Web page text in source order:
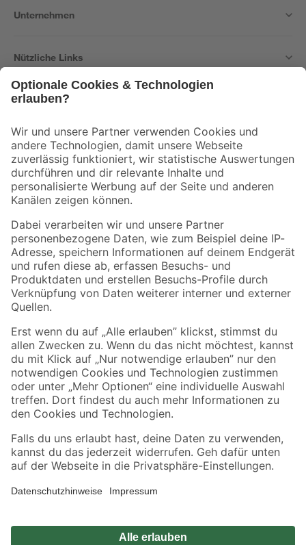
Unternehmen
Nützliche Links
Der toom Newsletter: Keine Angebote und Aktionen mehr verpassen!
Zur Newsletter Anmeldung
Folge uns
Zahlungsarten Versandarten
Sicher einkaufen
Jetzt die toom-App herunterladen
Alle Preisangaben in EUR inkl. gesetzl. MwSt.. Die dargestellten Angebote sind unter
Umständen nicht in allen Märkten verfügbar. Die angegebenen Verfügbarkeiten beziehen
Produkte nur solange der Vorrat reicht.
*Paketversand ab 59 € versandkostenfrei, gilt nicht für Artikel mit Speditionsversand, hier
Privatsphäre Impressum